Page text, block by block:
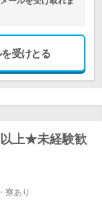
受けとる
上★未経験歓
寮あり